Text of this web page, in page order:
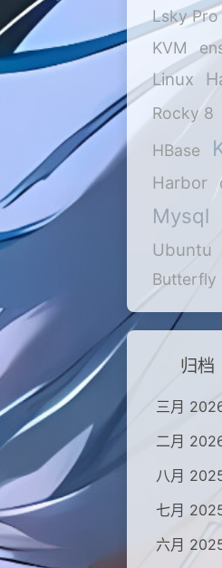
Lsky Pro
KVM
Linux
Rocky 8
HBase
Harbor
Mysql
Ubuntu
Butterfly
归档
三月
二月
八月
七月
六月